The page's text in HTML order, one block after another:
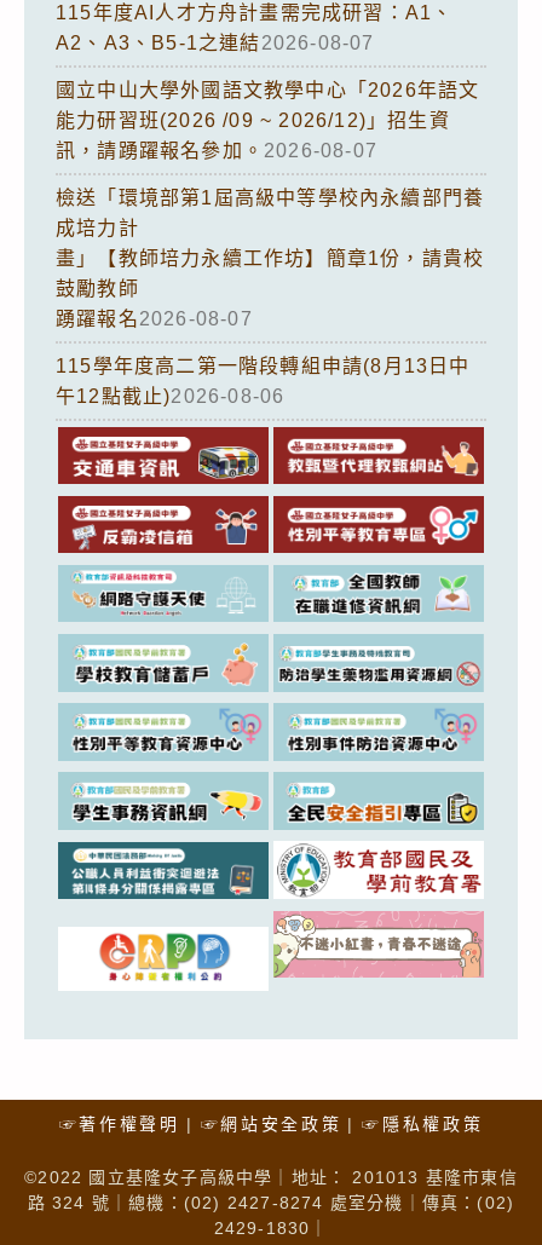
115年度AI人才方舟計畫需完成研習：A1、
A2、A3、B5-1之連結2026-08-07
國立中山大學外國語文教學中心「2026年語文
能力研習班(2026 /09 ~ 2026/12)」招生資
訊，請踴躍報名參加。 2026-08-07
檢送「環境部第1屆高級中等學校內永續部門養
成培力計
畫」【教師培力永續工作坊】簡章1份，請貴校
鼓勵教師
踴躍報名2026-08-07
115學年度高二第一階段轉組申請(8月13日中
午12點截止)2026-08-06
☞著作權聲明 ☞網站安全政策 ☞隱私權政策
©2022 國立基隆女子高級中學｜地址： 201013 基隆市東信
路 324 號｜總機：(02) 2427-8274 處室分機｜傳真：(02)
2429-1830｜